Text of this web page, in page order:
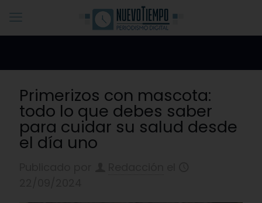
Primerizos con mascota:
todo lo que debes saber
para cuidar su salud desde
el día uno